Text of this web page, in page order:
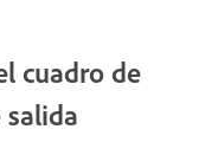
cuadro de